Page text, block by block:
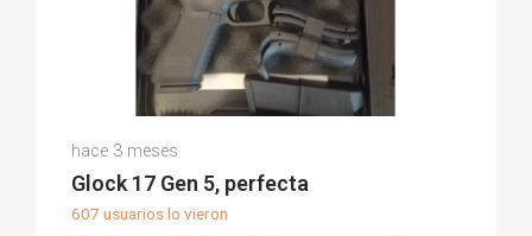
hace 3 meses
Glock 17 Gen 5, perfecta
607 usuarios lo vieron